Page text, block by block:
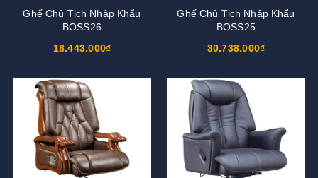
Ghế Chủ Tịch Nhập Khẩu
BOSS26
18.443.000₫
Ghế Chủ Tịch Nhập Khẩu
BOSS25
30.738.000₫